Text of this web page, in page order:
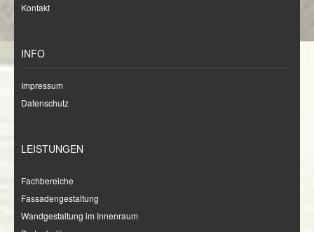
Kontakt
INFO
Impressum
Datenschutz
LEISTUNGEN
Fachbereiche
Fassadengestaltung
Wandgestaltung im Innenraum